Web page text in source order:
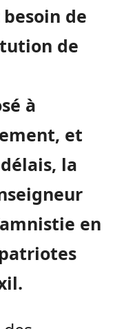
besoin de
de
à
et
la
en